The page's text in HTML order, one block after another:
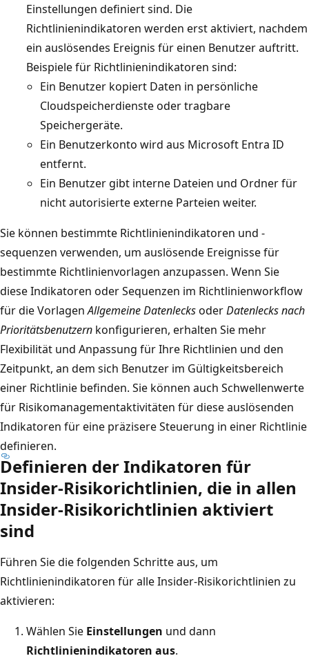
Einstellungen definiert sind. Die
Richtlinienindikatoren werden erst aktiviert, nachdem
ein auslösendes Ereignis für einen Benutzer auftritt.
Beispiele für Richtlinienindikatoren sind:
Ein Benutzer kopiert Daten in persönliche
Cloudspeicherdienste oder tragbare
Speichergeräte.
Ein Benutzerkonto wird aus Microsoft Entra ID
entfernt.
Ein Benutzer gibt interne Dateien und Ordner für
nicht autorisierte externe Parteien weiter.
Sie können bestimmte Richtlinienindikatoren und -
sequenzen verwenden, um auslösende Ereignisse für
bestimmte Richtlinienvorlagen anzupassen. Wenn Sie
diese Indikatoren oder Sequenzen im Richtlinienworkflow
für die VorlagenAllgemeine DatenlecksoderDatenlecks nach
Prioritätsbenutzern konfigurieren, erhalten Sie mehr
Flexibilität und Anpassung für Ihre Richtlinien und den
Zeitpunkt, an dem sich Benutzer im Gültigkeitsbereich
einer Richtlinie befinden. Sie können auch Schwellenwerte
für Risikomanagementaktivitäten für diese auslösenden
Indikatoren für eine präzisere Steuerung in einer Richtlinie
definieren.
Definieren der Indikatoren für
Insider-Risikorichtlinien, die in allen
Insider-Risikorichtlinien aktiviert
sind
Führen Sie die folgenden Schritte aus, um
Richtlinienindikatoren für alle Insider-Risikorichtlinien zu
aktivieren:
Wählen Sie Einstellungen und dann
Richtlinienindikatoren aus.